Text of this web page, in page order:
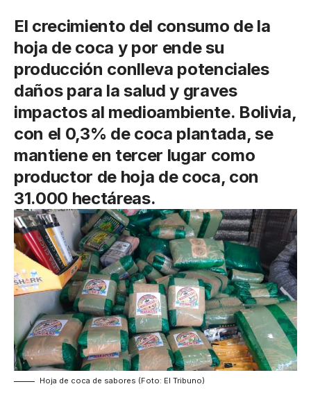
El crecimiento del consumo de la
hoja de coca y por ende su
producción conlleva potenciales
daños para la salud y graves
impactos al medioambiente. Bolivia,
con el 0,3% de coca plantada, se
mantiene en tercer lugar como
productor de hoja de coca, con
31.000 hectáreas.
Hoja de coca de sabores (Foto: El Tribuno)